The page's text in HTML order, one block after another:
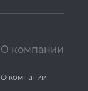
О компании
О компании